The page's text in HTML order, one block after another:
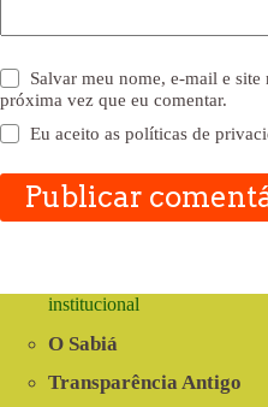
Salvar meu nome, e-mail e site
próxima vez que eu comentar.
Eu aceito aspolíticas de
Publicar
institucional
O Sabiá
Transparência Antigo